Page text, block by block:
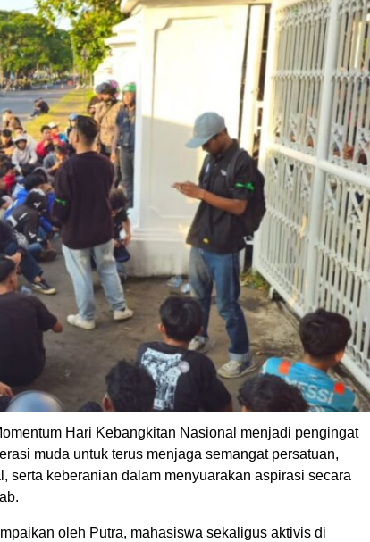
Hari Kebangkitan Nasional menjadi pengingat
muda untuk terus menjaga semangat persatuan,
serta keberanian dalam menyuarakan aspirasi secara
oleh Putra, mahasiswa sekaligus aktivis di